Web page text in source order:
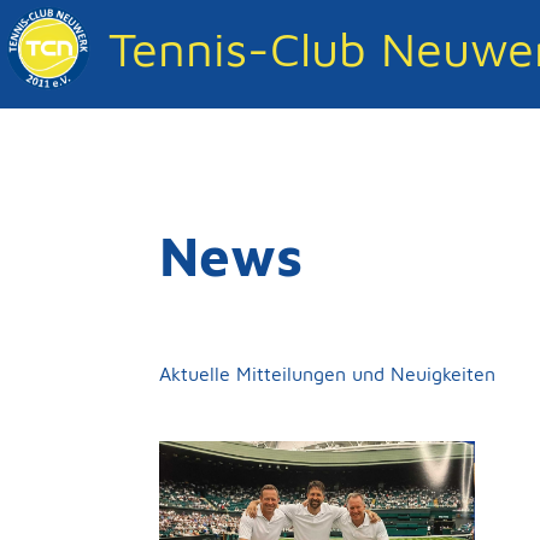
Tennis-Club
News
Aktuelle Mitteilungen und Neuigkeiten